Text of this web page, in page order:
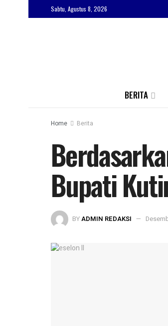
Sabtu, Agustus 8, 2026
BERITA
Home Berita
Bupati
BYADMIN REDAKSI